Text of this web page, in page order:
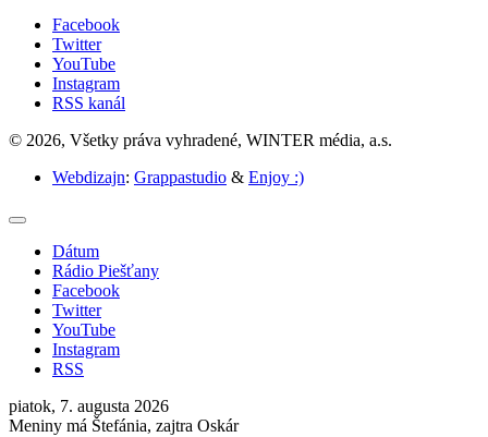
Facebook
Twitter
YouTube
Instagram
RSS kanál
© 2026, Všetky práva vyhradené, WINTER média, a.s.
Webdizajn: Grappastudio & Enjoy :)
Dátum
Rádio Piešťany
Facebook
Twitter
YouTube
Instagram
RSS
piatok, 7. augusta 2026
Meniny má Štefánia, zajtra Oskár